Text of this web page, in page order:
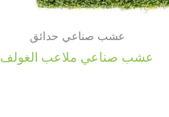
عشب صناعي حدائق
عشب صناعي ملاعب الغولف